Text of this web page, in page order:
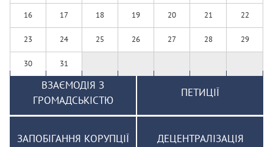
16 17 18 19 20 21 22
23 24 25 26 27 28 29
30 31
ВЗАЄМОДІЯ З
ГРОМАДСЬКІСТЮ
ПЕТИЦІЇ
ЗАПОБІГАННЯ КОРУПЦІЇ ДЕЦЕНТРАЛІЗАЦІЯ